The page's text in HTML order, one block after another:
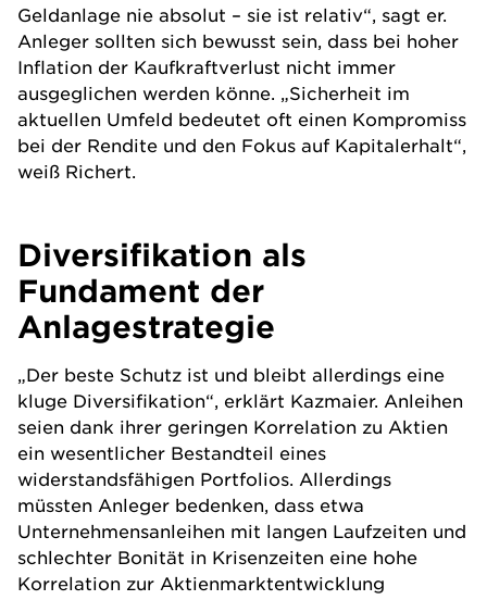
Geldanlage nie absolut – sie ist relativ“, sagt er.
Anleger sollten sich bewusst sein, dass bei hoher
Inflation der Kaufkraftverlust nicht immer
ausgeglichen werden könne. „Sicherheit im
aktuellen Umfeld bedeutet oft einen Kompromiss
bei der Rendite und den Fokus auf Kapitalerhalt“,
weiß Richert.
Diversifikation als
Fundament der
Anlagestrategie
„Der beste Schutz ist und bleibt allerdings eine
kluge Diversifikation“, erklärt Kazmaier. Anleihen
seien dank ihrer geringen Korrelation zu Aktien
ein wesentlicher Bestandteil eines
widerstandsfähigen Portfolios. Allerdings
müssten Anleger bedenken, dass etwa
Unternehmensanleihen mit langen Laufzeiten und
schlechter Bonität in Krisenzeiten eine hohe
Korrelation zur Aktienmarktentwicklung